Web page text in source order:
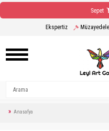
Sepet
Ekspertiz
Anasafya